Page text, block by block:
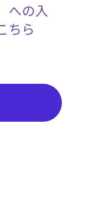
への入
ちら